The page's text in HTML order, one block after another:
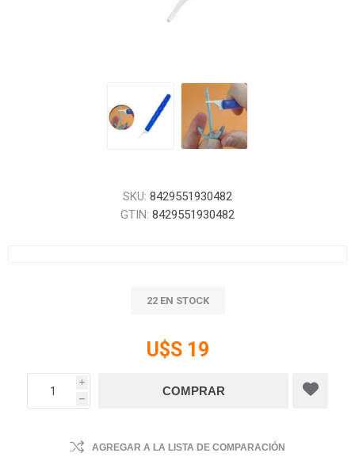
SKU: 8429551930482
GTIN: 8429551930482
22 EN STOCK
U$S 19
i
h
AGREGAR A LA LISTA DE COMPARACIÓN